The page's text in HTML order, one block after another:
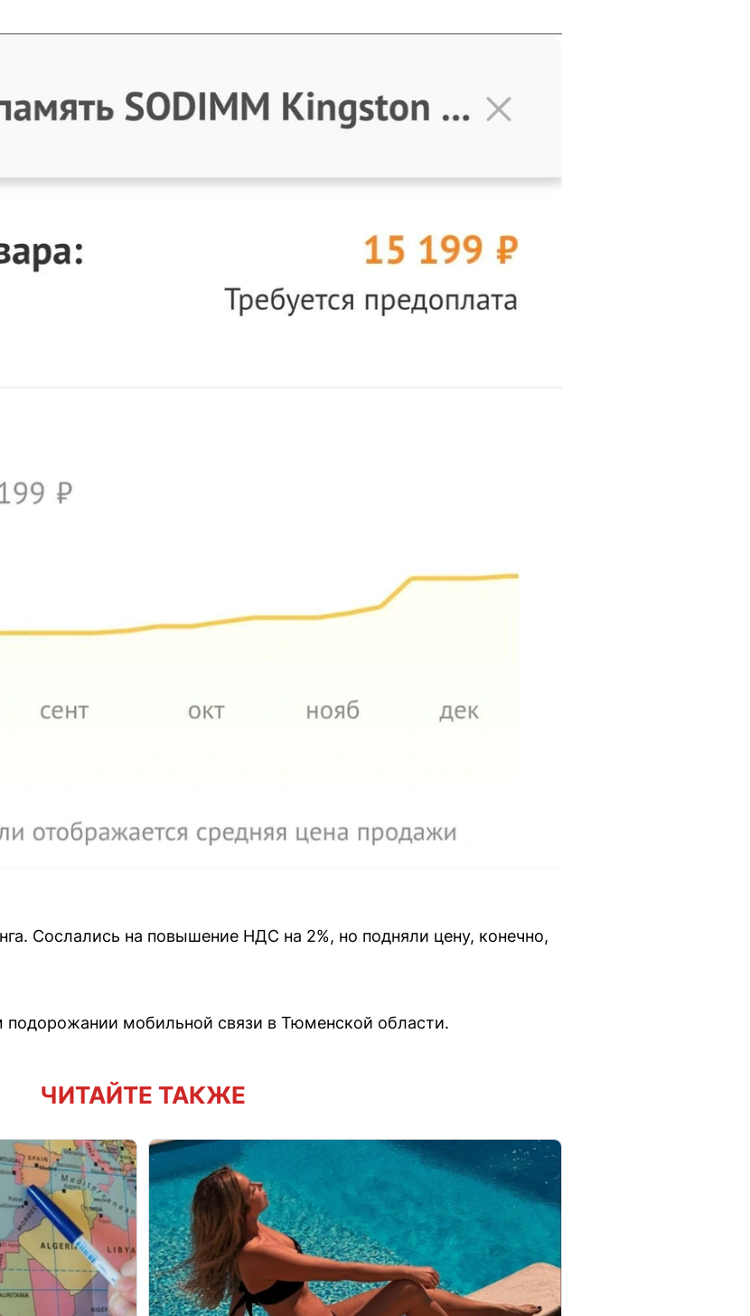
Сослались на повышение НДС на 2%, но подняли цену, конечно,
мобильной связи в Тюменской области.
ЧИТАЙТЕ ТАКЖЕ